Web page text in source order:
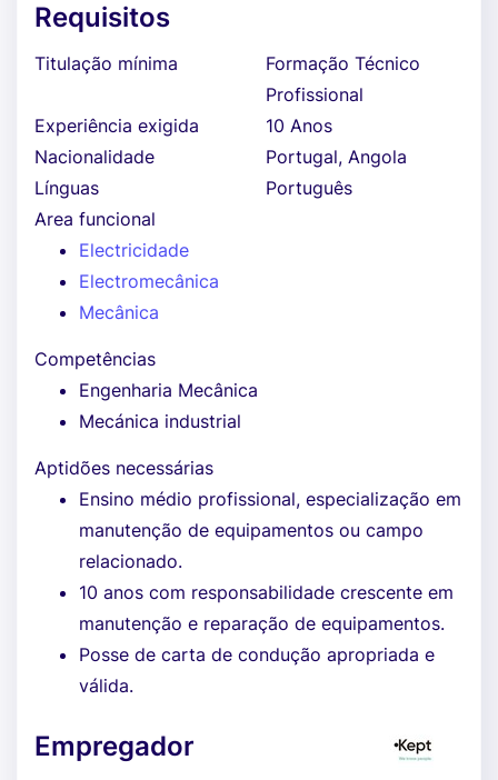
Requisitos
Titulação mínima
Formação Técnico
Profissional
Experiência exigida
10 Anos
Nacionalidade
Portugal, Angola
Línguas
Português
Area funcional
Electricidade
Electromecânica
Mecânica
Competências
Engenharia Mecânica
Mecánica industrial
Aptidões necessárias
Ensino médio profissional, especialização em
manutenção de equipamentos ou campo
relacionado.
10 anos com responsabilidade crescente em
manutenção e reparação de equipamentos.
Posse de carta de condução apropriada e
válida.
Empregador